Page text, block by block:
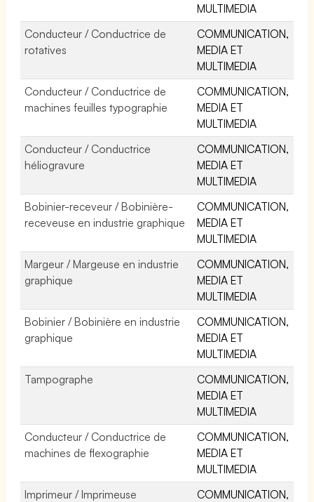
MULTIMEDIA
Conducteur / Conductrice de
rotatives
COMMUNICATION,
MEDIA ET
MULTIMEDIA
Conducteur / Conductrice de
machines feuilles typographie
COMMUNICATION,
MEDIA ET
MULTIMEDIA
Conducteur / Conductrice
héliogravure
COMMUNICATION,
MEDIA ET
MULTIMEDIA
Bobinier-receveur / Bobinière-
receveuse en industrie graphique
COMMUNICATION,
MEDIA ET
MULTIMEDIA
Margeur / Margeuse en industrie
graphique
COMMUNICATION,
MEDIA ET
MULTIMEDIA
Bobinier / Bobinière en industrie
graphique
COMMUNICATION,
MEDIA ET
MULTIMEDIA
Tampographe
COMMUNICATION,
MEDIA ET
MULTIMEDIA
Conducteur / Conductrice de
machines de flexographie
COMMUNICATION,
MEDIA ET
MULTIMEDIA
Imprimeur / Imprimeuse
COMMUNICATION,